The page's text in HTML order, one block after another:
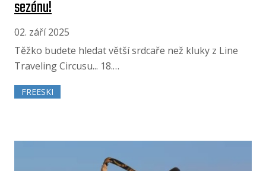
sezónu!
02. září 2025
Těžko budete hledat větší srdcaře než kluky z Line
Traveling Circusu... 18.…
FREESKI